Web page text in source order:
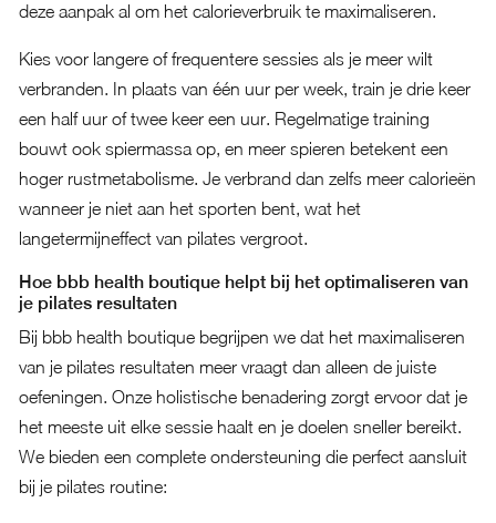
deze aanpak al om het calorieverbruik te maximaliseren.
Kies voor langere of frequentere sessies als je meer wilt
verbranden. In plaats van één uur per week, train je drie keer
een half uur of twee keer een uur. Regelmatige training
bouwt ook spiermassa op, en meer spieren betekent een
hoger rustmetabolisme. Je verbrand dan zelfs meer calorieën
wanneer je niet aan het sporten bent, wat het
langetermijneffect van pilates vergroot.
Hoe bbb health boutique helpt bij het optimaliseren van
je pilates resultaten
Bij bbb health boutique begrijpen we dat het maximaliseren
van je pilates resultaten meer vraagt dan alleen de juiste
oefeningen. Onze holistische benadering zorgt ervoor dat je
het meeste uit elke sessie haalt en je doelen sneller bereikt.
We bieden een complete ondersteuning die perfect aansluit
bij je pilates routine: